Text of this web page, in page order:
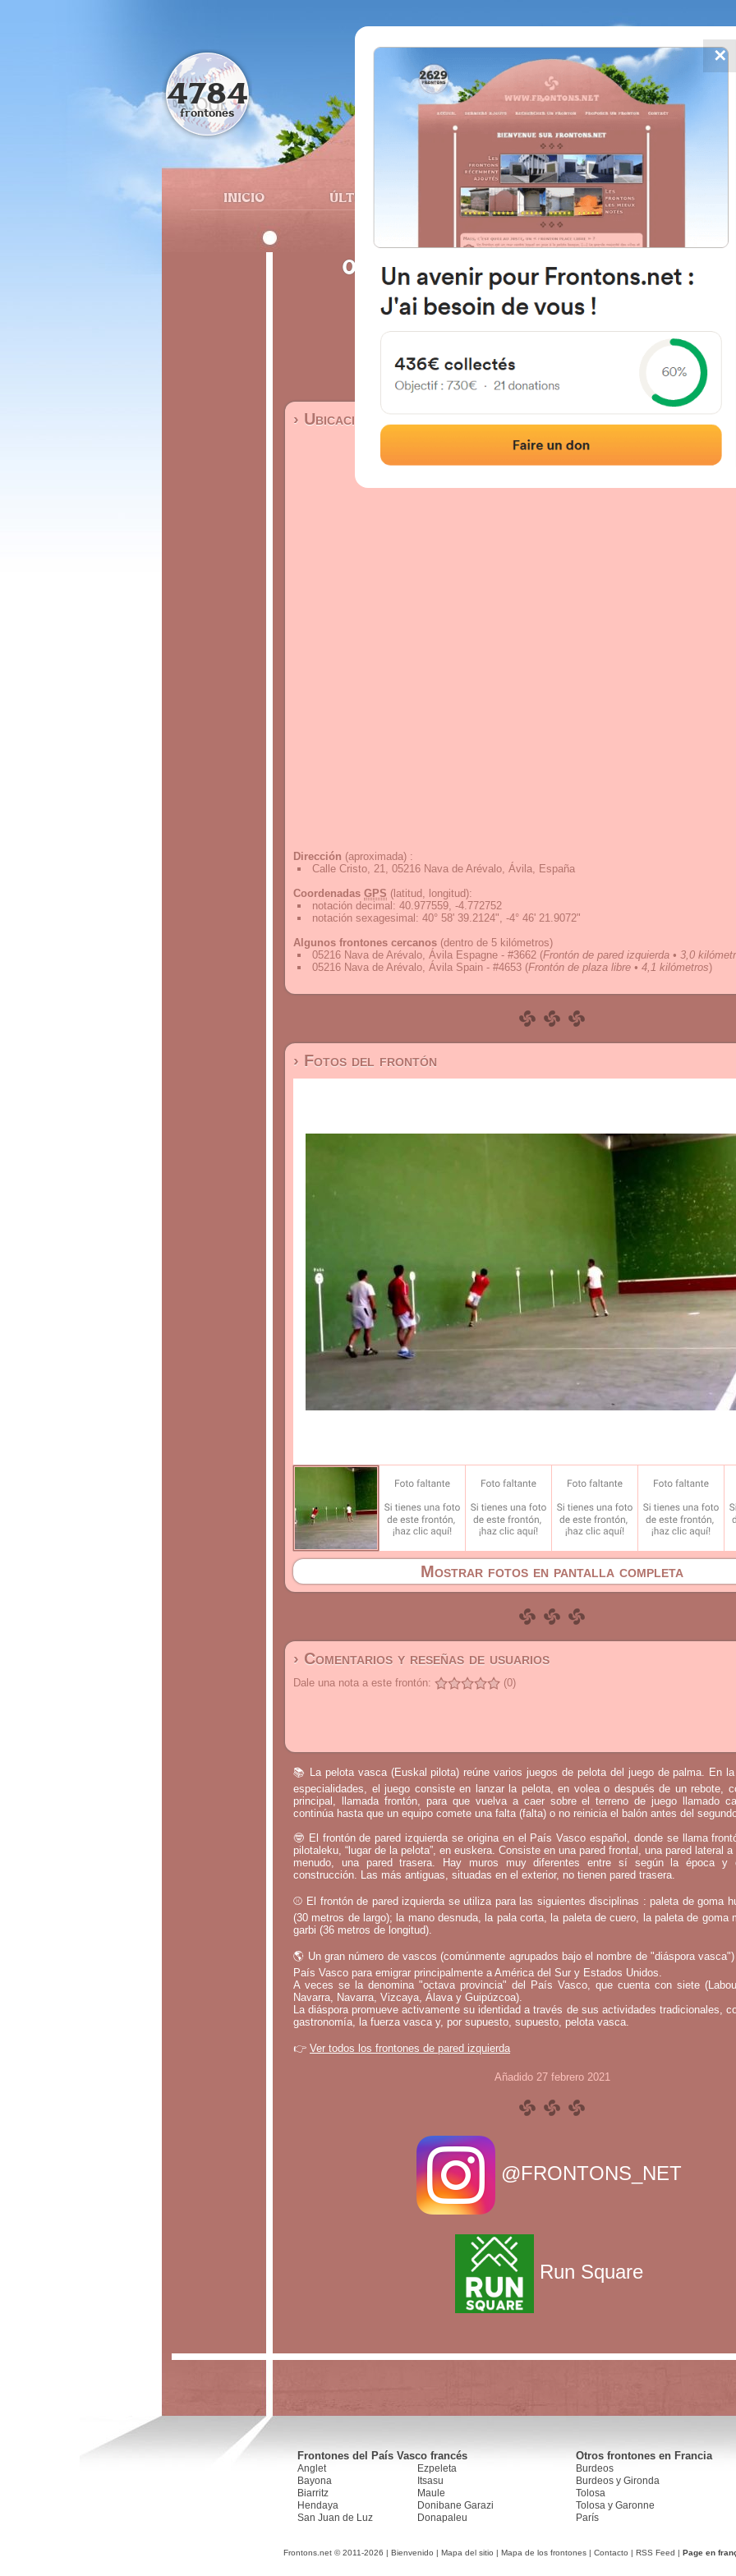
FRONTONS.NET
INICIO ÚLTIMOS BUSCAR UN FRONTÓN AÑADIR
4784
frontones
05216 Nava de Arévalo, Ávila
Calle Cristo 21 España
#3655
Localización|Fotos|Comentarios y reseñas
› Ubicación del frontón
Dirección (aproximada) :
Calle Cristo, 21, 05216 Nava de Arévalo, Ávila, España
Coordenadas GPS (latitud, longitud):
notación decimal : 40.977559, -4.772752
notación sexagesimal : 40° 58' 39.2124", -4° 46' 21.9072"
Algunos frontones cercanos (dentro de 5 kilómetros)
05216 Nava de Arévalo, Ávila Espagne - #3662 (Frontón de pared izquierda • 3,0
05216 Nava de Arévalo, Ávila Spain - #4653 (Frontón de plaza libre • 4,1 kilómetros)
› Fotos del frontón
Mostrar fotos en pantalla completa
› Comentarios y reseñas de usuarios
Dale una nota a este frontón: (0)
📚 La pelota vasca (Euskal pilota) reúne varios juegos de pelota del juego de palma. En
especialidades, el juego consiste en lanzar la pelota, en volea o después de un rebote,
principal, llamada frontón, para que vuelva a caer sobre el terreno de juego llamado
continúa hasta que un equipo comete una falta (falta) o no reinicia el balón antes del
🤓 El frontón de pared izquierda se origina en el País Vasco español, donde se llama
pilotaleku, “lugar de la pelota”, en euskera. Consiste en una pared frontal, una pared lateral
menudo, una pared trasera. Hay muros muy diferentes entre sí según la época
construcción. Las más antiguas, situadas en el exterior, no tienen pared trasera.
⚾ El frontón de pared izquierda se utiliza para las siguientes disciplinas : paleta de goma
(30 metros de largo); la mano desnuda, la pala corta, la paleta de cuero, la paleta de goma
garbi (36 metros de longitud).
🌎 Un gran número de vascos (comúnmente agrupados bajo el nombre de "diáspora vasca")
País Vasco para emigrar principalmente a América del Sur y Estados Unidos.
A veces se la denomina "octava provincia" del País Vasco, que cuenta con siete
Navarra, Navarra, Vizcaya, Álava y Guipúzcoa).
La diáspora promueve activamente su identidad a través de sus actividades tradicionales,
gastronomía, la fuerza vasca y, por supuesto, supuesto, pelota vasca.
👉 Ver todos los frontones de pared izquierda
Añadido 27 febrero 2021
@FRONTONS_NET
Run Square
Frontones del País Vasco francés
Anglet
Bayona
Biarritz
Hendaya
San Juan de Luz
Ezpeleta
Itsasu
Maule
Donibane Garazi
Donapaleu
Otros frontones en Francia
Burdeos
Burdeos y Gironda
Tolosa
Tolosa y Garonne
París
Frontons.net © 2011-2026 | Bienvenido | Mapa del sitio | Mapa de los frontones | Contacto | RSS Feed | Page en
✕